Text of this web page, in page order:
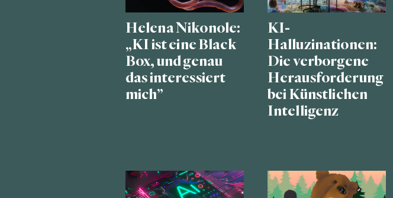
Helena Nikonole:
„KI ist eine Black
Box, und genau
das interessiert
mich”
KI-
Halluzinationen:
Die verborgene
Herausforderung
bei Künstlichen
Intelligenz